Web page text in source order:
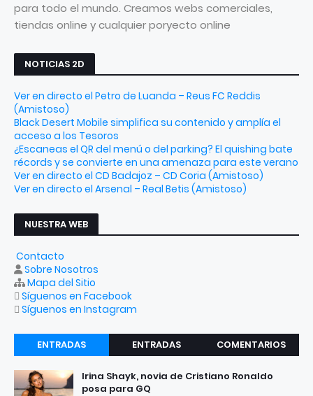
para todo el mundo. Creamos webs comerciales,
tiendas online y cualquier poryecto online
NOTICIAS 2D
Ver en directo el Petro de Luanda – Reus FC Reddis
(Amistoso)
Black Desert Mobile simplifica su contenido y amplía el
acceso a los Tesoros
¿Escaneas el QR del menú o del parking? El quishing bate
récords y se convierte en una amenaza para este verano
Ver en directo el CD Badajoz – CD Coria (Amistoso)
Ver en directo el Arsenal – Real Betis (Amistoso)
NUESTRA WEB
Contacto
Sobre Nosotros
Mapa del Sitio
Síguenos en Facebook
Síguenos en Instagram
ENTRADAS
RECIENTES
ENTRADAS
COMENTARIOS
Irina Shayk, novia de Cristiano Ronaldo
posa para GQ